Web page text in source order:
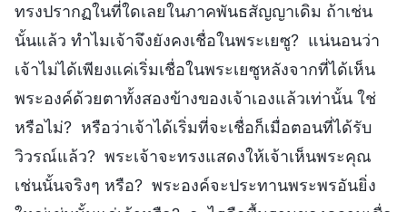
ทรงปรากฏในที่ใดเลยในภาคพันธสัญญาเดิม ถ้าเช่น
นั้นแล้ว ทำไมเจ้าจึงยังคงเชื่อในพระเยซู? แน่นอนว่า
เจ้าไม่ได้เพียงแค่เริ่มเชื่อในพระเยซูหลังจากที่ได้เห็น
พระองค์ด้วยตาทั้งสองข้างของเจ้าเองแล้วเท่านั้น ใช่
หรือไม่? หรือว่าเจ้าได้เริ่มที่จะเชื่อก็เมื่อตอนที่ได้รับ
วิวรณ์แล้ว? พระเจ้าจะทรงแสดงให้เจ้าเห็นพระคุณ
เช่นนั้นจริงๆ หรือ? พระองค์จะประทานพระพรอันยิ่ง